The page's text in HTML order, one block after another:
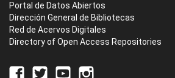
Portal de Datos Abiertos
Dirección General de Bibliotecas
Red de Acervos Digitales
Directory of Open Access Repositories